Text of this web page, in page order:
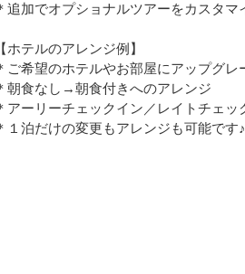
追加でオプショナルツアーをカスタマ
【ホテルのアレンジ例】
ご希望のホテルやお部屋にアップグレ
朝食なし→朝食付きへのアレンジ
アーリーチェックイン／レイトチェッ
１泊だけの変更もアレンジも可能です♪